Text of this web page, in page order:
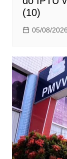
(10)
05/08/2026